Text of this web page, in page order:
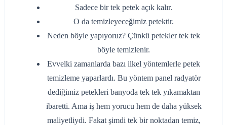
Sadece bir tek petek açık kalır.
O da temizleyeceğimiz petektir.
Neden böyle yapıyoruz? Çünkü petekler tek tek
böyle temizlenir.
Evvelki zamanlarda bazı ilkel yöntemlerle petek
temizleme yaparlardı. Bu yöntem panel radyatör
dediğimiz petekleri banyoda tek tek yıkamaktan
ibaretti. Ama iş hem yorucu hem de daha yüksek
maliyetliydi. Fakat şimdi tek bir noktadan temiz,